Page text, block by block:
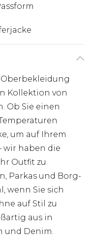
Kollektion von
Ob Sie einen
um auf Ihrem
wir haben die
Outfit zu
Parkas und Borg-
wenn Sie sich
auf Stil zu
aus in
und Denim.